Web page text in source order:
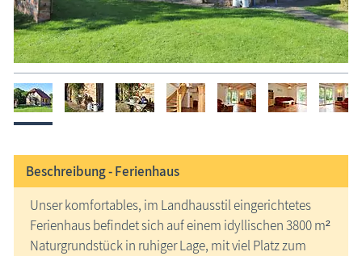
Beschreibung -Ferienhaus
Unser komfortables, im Landhausstil eingerichtetes
Ferienhaus befindet sich auf einem idyllischen 3800 m²
Naturgrundstück in ruhiger Lage, mit viel Platz zum